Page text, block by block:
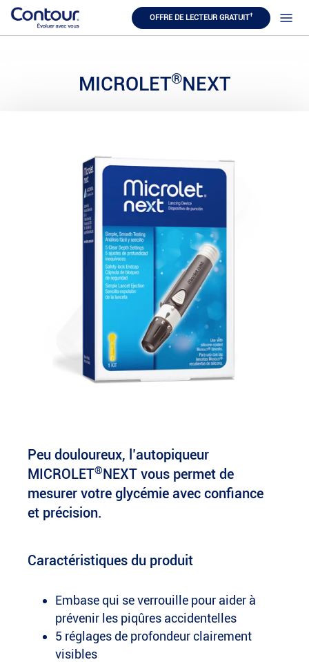
OFFRE DE LECTEUR GRATUIT†
MICROLET®NEXT
Peu douloureux, l’autopiqueur
MICROLET®NEXT vous permet de
mesurer votre glycémie avec confiance
et précision.
Caractéristiques du produit
Embase qui se verrouille pour aider à
prévenir les piqûres accidentelles
5 réglages de profondeur clairement
visibles